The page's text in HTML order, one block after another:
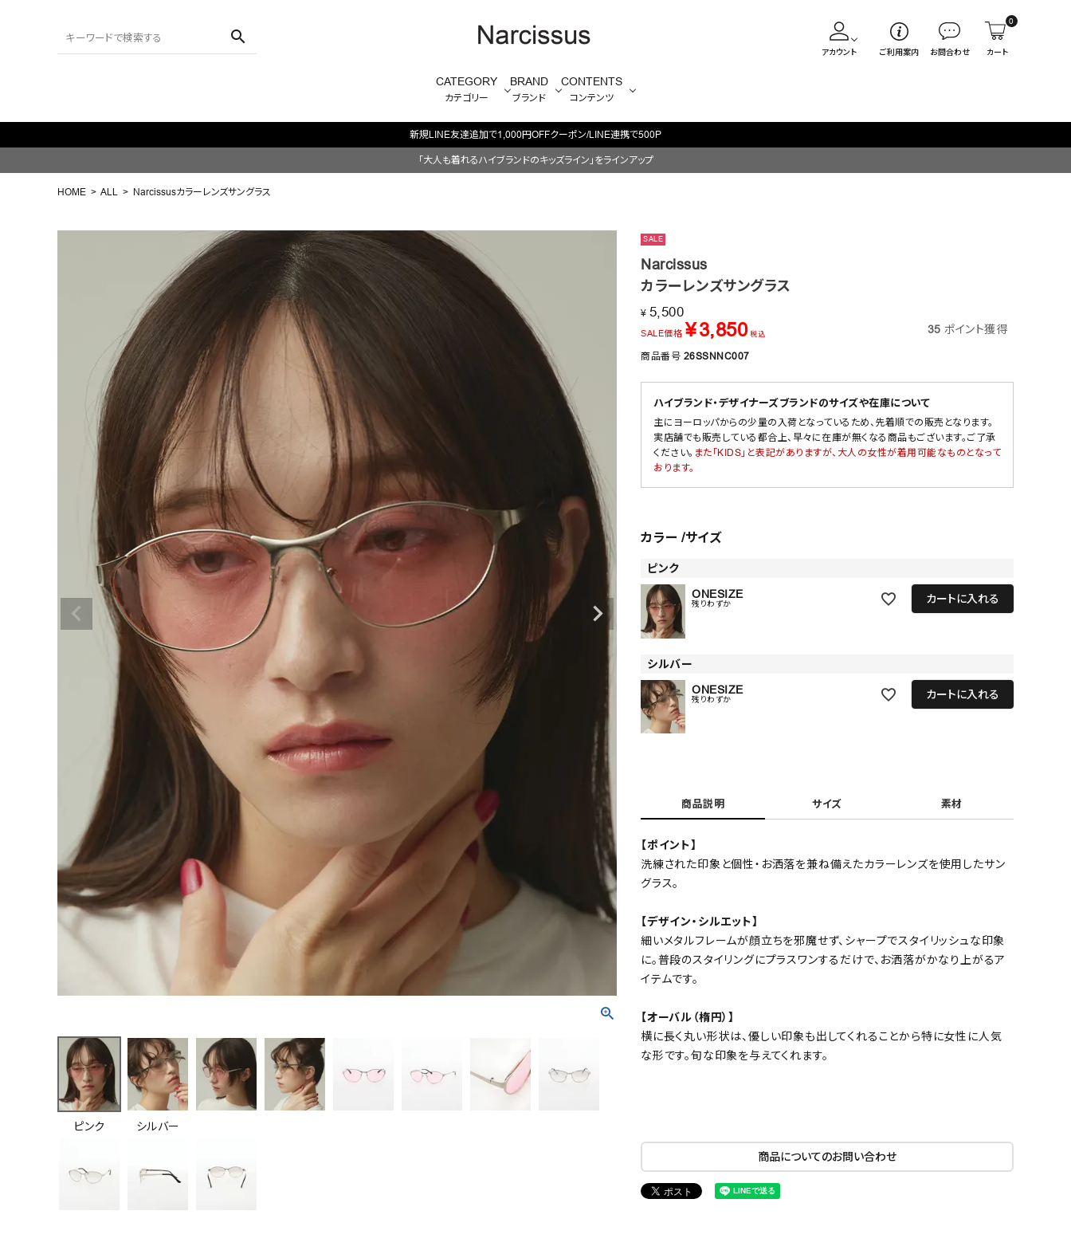
search
アカウント ご利用案内 お問合わせ
0
カート
CATEGORY
カテゴリー
BRAND
ブランド
CONTENTS
コンテンツ
search
INFORMATION
新規LINE友達追加で1,000円OFFクーポン/LINE連携で500P
「大人も着れるハイブランドのキッズライン」をラインアップ
HOME ALL Narcissusカラーレンズサングラス
ピンク シルバー
SALE
Narcissus
カラーレンズサングラス
¥ 5,500
SALE価格 ¥3,850 税込 35 ポイント獲得
商品番号 26SSNNC007
ハイブランド・デザイナーズブランドのサイズや在庫について
主にヨーロッパからの少量の入荷となっているため、先着順での販売となります。
実店舗でも販売している都合上、早々に在庫が無くなる商品もございます。ご了承
ください。 また「KIDS」と表記がありますが、大人の女性が着用可能なものとなって
おります。
カラー サイズ
ピンク
ONESIZE
残りわずか カートに入れる
シルバー
ONESIZE
残りわずか カートに入れる
商品説明 サイズ 素材
【ポイント】
洗練された印象と個性・お洒落を兼ね備えたカラーレンズを使用したサン
グラス。
【デザイン・シルエット】
細いメタルフレームが顔立ちを邪魔せず、シャープでスタイリッシュな印象
に。普段のスタイリングにプラスワンするだけで、お洒落がかなり上がるア
イテムです。
【オーバル（楕円）】
横に長く丸い形状は、優しい印象も出してくれることから特に女性に人気
な形です。旬な印象を与えてくれます。
商品についてのお問い合わせ